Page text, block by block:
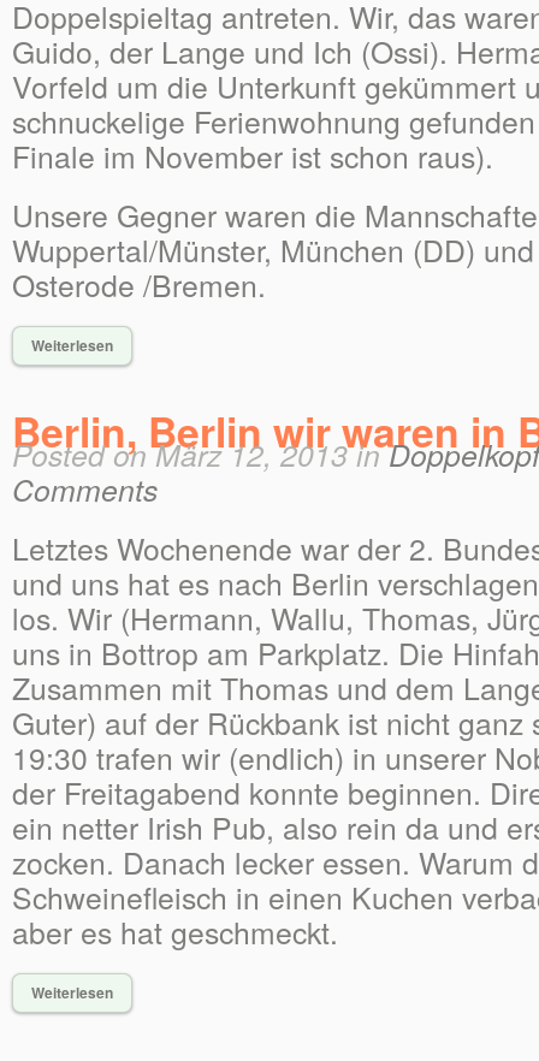
Doppelspieltag antreten. Wir, das
Guido, der Lange und Ich (Ossi).
Vorfeld um die Unterkunft gekümmert
schnuckelige Ferienwohnung
Finale im November ist schon raus).
Unsere Gegner waren die
Wuppertal/Münster, München (DD)
Osterode /Bremen.
Weiterlesen
Berlin, Berlin wir waren in
Posted on März 12, 2013 in
Comments
Letztes Wochenende war der 2.
und uns hat es nach Berlin
los. Wir (Hermann, Wallu, Thomas,
uns in Bottrop am Parkplatz. Die
Zusammen mit Thomas und dem
Guter) auf der Rückbank ist nicht ganz
19:30 trafen wir (endlich) in unserer
der Freitagabend konnte beginnen.
ein netter Irish Pub, also rein da und
zocken. Danach lecker essen. Warum
Schweinefleisch in einen Kuchen
aber es hat geschmeckt.
Weiterlesen